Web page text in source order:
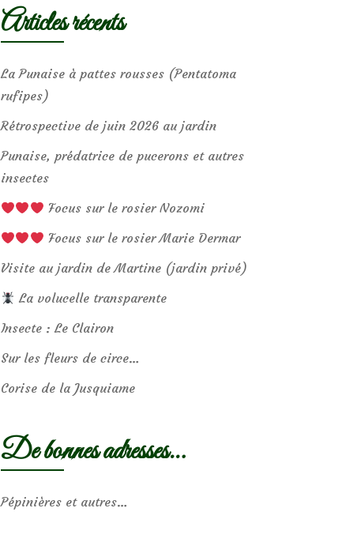
Articles récents
La Punaise à pattes rousses (Pentatoma
rufipes)
Rétrospective de juin 2026 au jardin
Punaise, prédatrice de pucerons et autres
insectes
Focus sur le rosier Nozomi
Focus sur le rosier Marie Dermar
Visite au jardin de Martine (jardin privé)
La volucelle transparente
Insecte : Le Clairon
Sur les fleurs de circe…
Corise de la Jusquiame
De bonnes adresses…
Pépinières et autres…